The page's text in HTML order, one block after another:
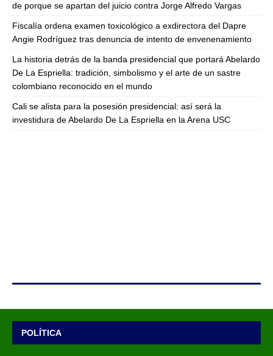
de porque se apartan del juicio contra Jorge Alfredo Vargas
Fiscalía ordena examen toxicológico a exdirectora del Dapre
Angie Rodríguez tras denuncia de intento de envenenamiento
La historia detrás de la banda presidencial que portará Abelardo
De La Espriella: tradición, simbolismo y el arte de un sastre
colombiano reconocido en el mundo
Cali se alista para la posesión presidencial: así será la
investidura de Abelardo De La Espriella en la Arena USC
POLÍTICA